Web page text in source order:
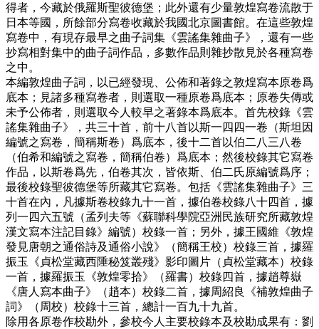
得者，今藏於俄羅斯聖彼德堡；此外還有少量敦煌寫卷流散于
日本等國，所餘部分寫卷收藏於我國北京圖書館。在這些敦煌
寫卷中，有現存最早之曲子詞集《雲謠集雜曲子》，還有一些
抄寫相對集中的曲子詞作品，多數作品則雜抄散見於各種寫卷
之中。
本編敦煌曲子詞，以已經發現、公佈和著錄之敦煌寫本原卷爲
底本；見諸多種寫卷者，則選取一種原卷爲底本；原卷失傳或
未予公佈者，則選取今人較早之著錄本爲底本。首先校錄《雲
謠集雜曲子》，共三十首，前十八首以斯一四四一卷（斯坦因
編號之寫卷，簡稱斯卷）爲底本，後十二首以伯二八三八卷
（伯希和編號之寫卷，簡稱伯卷）爲底本；然後校錄其它寫卷
作品，以斯卷爲先，伯卷其次，皆依斯、伯二氏原編號爲序；
最後校錄聖彼德堡等所藏其它寫卷。包括《雲謠集雜曲子》三
十首在內，凡據斯卷校錄九十一首，據伯卷校錄八十四首，據
列一四六五號（孟列夫等《蘇聯科學院亞洲民族研究所藏敦煌
漢文寫本注記目錄》編號）校錄一首；另外，據王國維《敦煌
發見唐朝之通俗詩及通俗小說》（簡稱王校）校錄三首，據羅
振玉《貞松堂藏西陲秘笈叢殘》影印圖片（貞松堂藏本）校錄
一首，據羅振玉《敦煌零拾》（羅書）校錄四首，據趙尊嶽
《唐人寫本曲子》（趙本）校錄二首，據周紹良《補敦煌曲子
詞》（周校）校錄十三首，總計一百九十九首。
除用各原卷作校勘外，參校今人主要校錄本及校勘成果有：劉